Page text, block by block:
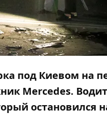
под Киевом на
Mercedes.
остановился